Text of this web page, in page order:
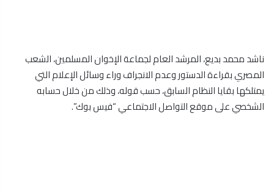
ناشد محمد بديع، المرشد العام لجماعة الإخوان المسلمين، الشعب
المصري بقراءة الدستور وعدم الانجراف وراء وسائل الإعلام التي
يمتلكها بقايا النظام السابق، حسب قوله، وذلك من خلال حسابه
الشخصي على موقع التواصل الاجتماعي “فيس بوك”.